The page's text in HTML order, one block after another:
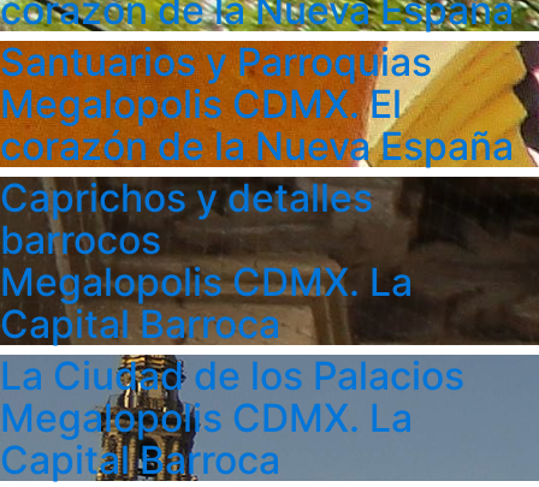
corazón de la Nueva España
Santuarios y Parroquias
Megalopolis CDMX. El
corazón de la Nueva España
Caprichos y detalles
barrocos
Megalopolis CDMX. La
Capital Barroca
La Ciudad de los Palacios
Megalopolis CDMX. La
Capital Barroca